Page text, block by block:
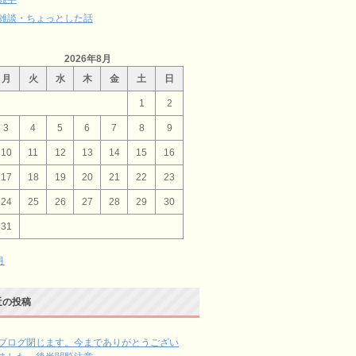
談・ちょっとした話
2026年8月
月
火 水 木 金 土 日
1 2
3 4 5 6 7 8 9
10 11 12 13 14 15 16
17 18 19 20 21 22 23
24 25 26 27 28 29 30
31
の投稿
ログ閉じます。今までありがとうござい